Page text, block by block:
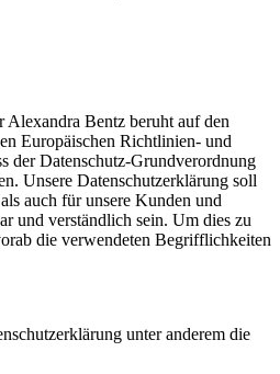
Alexandra Bentz beruht auf den
Europäischen Richtlinien- und
der Datenschutz-Grundverordnung
Unsere Datenschutzerklärung soll
auch für unsere Kunden und
und verständlich sein. Um dies zu
die verwendeten Begrifflichkeiten
unter anderem die